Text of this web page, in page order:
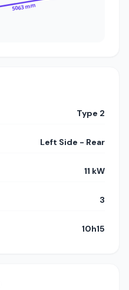
5063 mm
Type 2
Left Side - Rear
11 kW
3
10h15